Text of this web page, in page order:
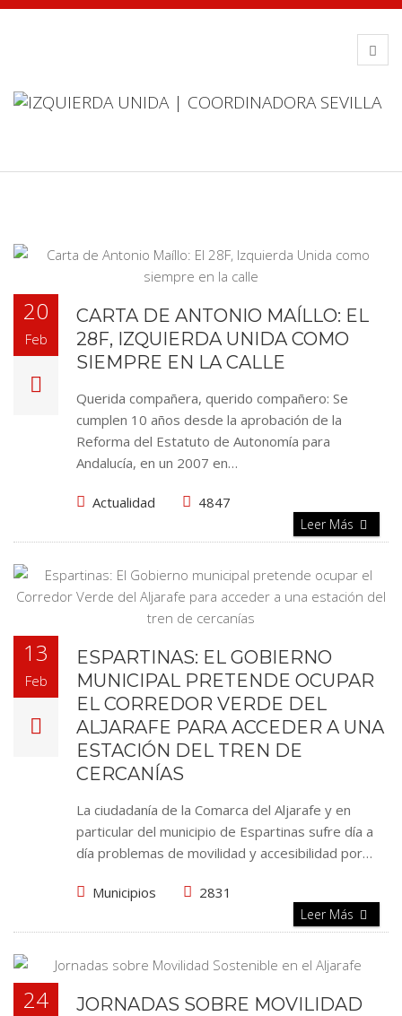
20
Feb
CARTA DE ANTONIO MAÍLLO: EL
28F, IZQUIERDA UNIDA COMO
SIEMPRE EN LA CALLE
Querida compañera, querido compañero: Se
cumplen 10 años desde la aprobación de la
Reforma del Estatuto de Autonomía para
Andalucía, en un 2007 en…
Actualidad 4847
Leer Más
13
Feb
ESPARTINAS: EL GOBIERNO
MUNICIPAL PRETENDE OCUPAR
EL CORREDOR VERDE DEL
ALJARAFE PARA ACCEDER A UNA
ESTACIÓN DEL TREN DE
CERCANÍAS
La ciudadanía de la Comarca del Aljarafe y en
particular del municipio de Espartinas sufre día a
día problemas de movilidad y accesibilidad por…
Municipios 2831
Leer Más
24
JORNADAS SOBRE MOVILIDAD